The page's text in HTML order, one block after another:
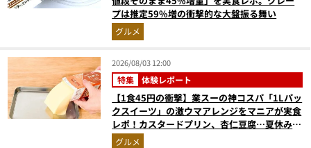
プは推定59%増の衝撃的な大盤振る舞い
グルメ
2026/08/03 12:00
特集 体験レポート
【1食45円の衝撃】業スーの神コスパ「1Lパッ
クスイーツ」の激ウマアレンジをマニアが実食
レポ！カスタードプリン、杏仁豆腐…夏休みの
おやつに最強すぎた
グルメ